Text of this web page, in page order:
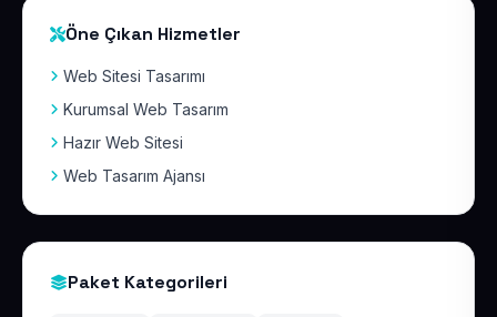
Öne Çıkan Hizmetler
Web Sitesi Tasarımı
Kurumsal Web Tasarım
Hazır Web Sitesi
Web Tasarım Ajansı
Paket Kategorileri